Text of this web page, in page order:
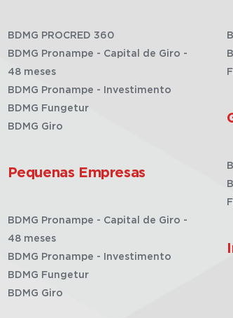
BDMG PROCRED 360
BDMG Pronampe - Capital de Giro -
48 meses
BDMG Pronampe - Investimento
BDMG Fungetur
BDMG Giro
Pequenas Empresas
BDMG Pronampe - Capital de Giro -
48 meses
BDMG Pronampe - Investimento
BDMG Fungetur
BDMG Giro